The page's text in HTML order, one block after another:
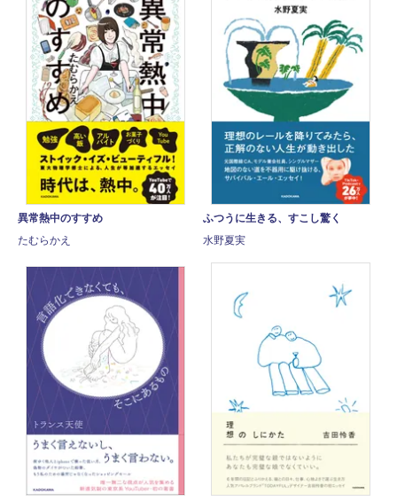
異常熱中のすすめ
たむらかえ
ふつうに生きる、すこし驚く
水野夏実